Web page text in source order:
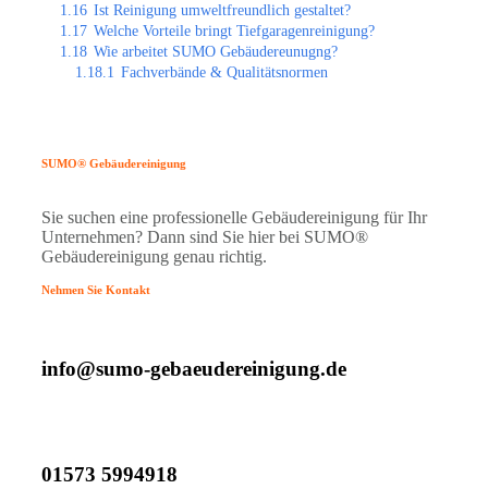
1.16 Ist Reinigung umweltfreundlich gestaltet?
1.17 Welche Vorteile bringt Tiefgaragenreinigung?
1.18 Wie arbeitet SUMO Gebäudereunugng?
1.18.1 Fachverbände & Qualitätsnormen
SUMO® Gebäudereinigung
Sie suchen eine professionelle Gebäudereinigung für Ihr
Unternehmen? Dann sind Sie hier bei SUMO®
Gebäudereinigung genau richtig.
Nehmen Sie Kontakt
info@sumo-gebaeudereinigung.de
01573 5994918